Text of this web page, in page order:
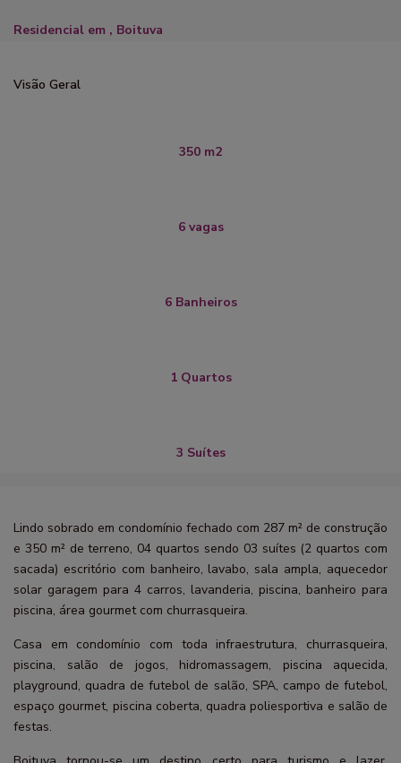
Residencial em , Boituva
Visão Geral
350 m2
6 vagas
6 Banheiros
1 Quartos
3 Suítes
Lindo sobrado em condomínio fechado com 287 m² de construção
e 350 m² de terreno, 04 quartos sendo 03 suítes (2 quartos com
sacada) escritório com banheiro, lavabo, sala ampla, aquecedor
solar garagem para 4 carros, lavanderia, piscina, banheiro para
piscina, área gourmet com churrasqueira.
Casa em condomínio com toda infraestrutura, churrasqueira,
piscina, salão de jogos, hidromassagem, piscina aquecida,
playground, quadra de futebol de salão, SPA, campo de futebol,
espaço gourmet, piscina coberta, quadra poliesportiva e salão de
festas.